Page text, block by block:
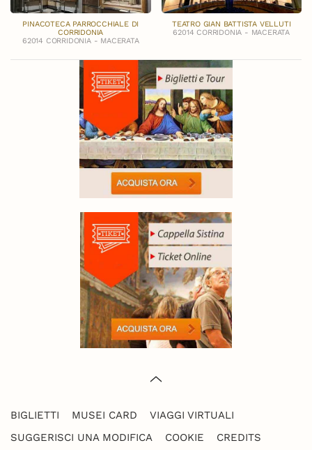
PINACOTECA PARROCCHIALE DI
CORRIDONIA
62014 CORRIDONIA - MACERATA
TEATRO GIAN BATTISTA VELLUTI
62014 CORRIDONIA - MACERATA
BIGLIETTI MUSEI CARD
VIAGGI VIRTUALI
SUGGERISCI UNA MODIFICA
COOKIE CREDITS